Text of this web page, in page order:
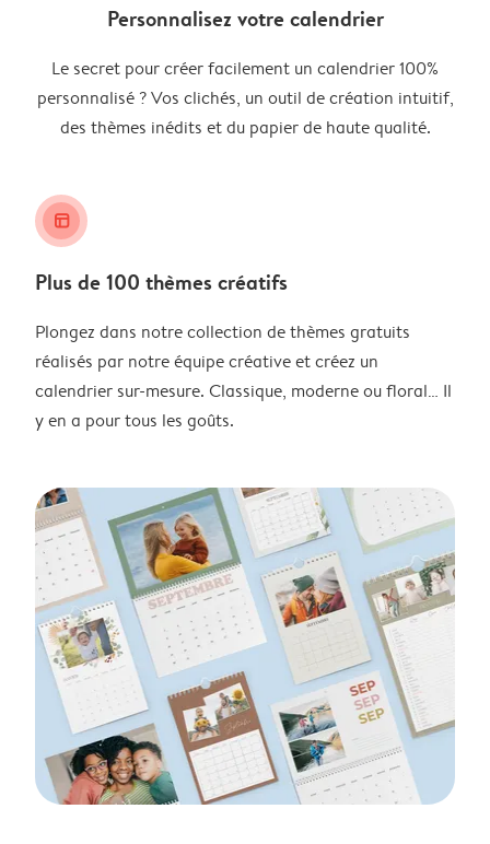
Personnalisez votre calendrier
Le secret pour créer facilement un calendrier 100%
personnalisé ? Vos clichés, un outil de création intuitif,
des thèmes inédits et du papier de haute qualité.
layout_alt
Plus de 100 thèmes créatifs
Plongez dans notre collection de thèmes gratuits
réalisés par notre équipe créative et créez un
calendrier sur-mesure. Classique, moderne ou floral… Il
y en a pour tous les goûts.